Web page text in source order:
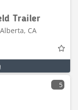
Trailer
CA
5